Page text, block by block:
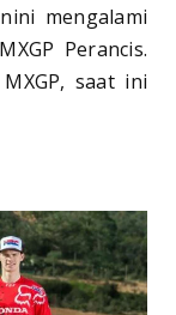
mengalami
Perancis.
saat ini